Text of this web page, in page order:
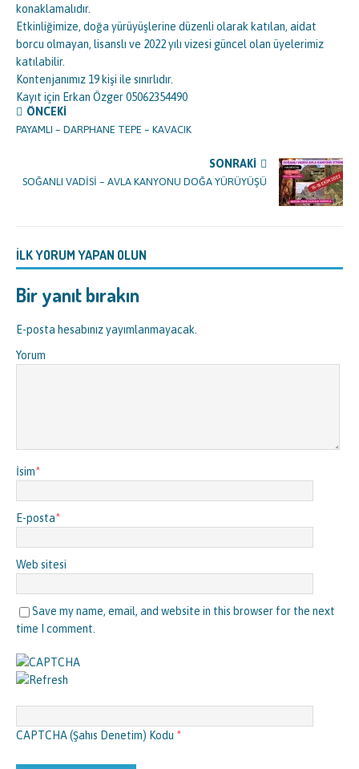
konaklamalıdır.
Etkinliğimize, doğa yürüyüşlerine düzenli olarak katılan, aidat
borcu olmayan, lisanslı ve 2022 yılı vizesi güncel olan üyelerimiz
katılabilir.
Kontenjanımız 19 kişi ile sınırlıdır.
Kayıt için Erkan Özger 05062354490
ÖNCEKI
PAYAMLI – DARPHANE TEPE – KAVACIK
SONRAKI
SOĞANLI VADİSİ – AVLA KANYONU DOĞA YÜRÜYÜŞÜ
İLK YORUM YAPAN OLUN
Bir yanıt bırakın
E-posta hesabınız yayımlanmayacak.
Yorum
İsim*
E-posta*
Web sitesi
Save my name, email, and website in this browser for the next
time I comment.
CAPTCHA (Şahıs Denetim) Kodu *